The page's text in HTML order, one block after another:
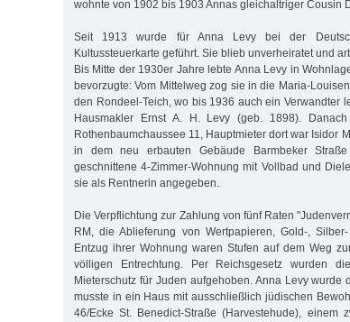
wohnte von 1902 bis 1903 Annas gleichaltriger Cousin
Seit 1913 wurde für Anna Levy bei der
Kultussteuerkarte geführt. Sie blieb unverheiratet und
Bis Mitte der 1930er Jahre lebte Anna Levy in
bevorzugte: Vom Mittelweg zog sie in die Maria-
den Rondeel-Teich, wo bis 1936 auch ein Verwandter
Hausmakler Ernst A. H. Levy (geb. 1898).
Rothenbaumchaussee 11, Hauptmieter dort war Isidor
in dem neu erbauten Gebäude Barmbeker
geschnittene 4-Zimmer-Wohnung mit Vollbad und
sie als Rentnerin angegeben.
Die Verpflichtung zur Zahlung von fünf Raten
RM, die Ablieferung von Wertpapieren, Gold-,
Entzug ihrer Wohnung waren Stufen auf dem Weg
völligen Entrechtung. Per Reichsgesetz wurden
Mieterschutz für Juden aufgehoben. Anna Levy wurde
musste in ein Haus mit ausschließlich jüdischen
46/Ecke St. Benedict-Straße (Harvestehude), einem